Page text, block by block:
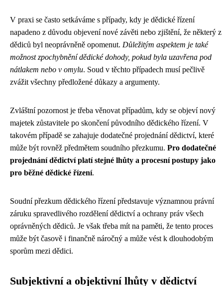
V praxi se často setkáváme s případy, kdy je dědické řízení
napadeno z důvodu objevení nové závěti nebo zjištění, že některý z
dědiců byl neoprávněně opomenut. Důležitým aspektem je také
možnost zpochybnění dědické dohody, pokud byla uzavřena pod
nátlakem nebo v omylu. Soud v těchto případech musí pečlivě
zvážit všechny předložené důkazy a argumenty.
Zvláštní pozornost je třeba věnovat případům, kdy se objeví nový
majetek zůstavitele po skončení původního dědického řízení. V
takovém případě se zahajuje dodatečné projednání dědictví, které
může být rovněž předmětem soudního přezkumu. Pro dodatečné
projednání dědictví platí stejné lhůty a procesní postupy jako
pro běžné dědické řízení.
Soudní přezkum dědického řízení představuje významnou právní
záruku spravedlivého rozdělení dědictví a ochrany práv všech
oprávněných dědiců. Je však třeba mít na paměti, že tento proces
může být časově i finančně náročný a může vést k dlouhodobým
sporům mezi dědici.
Subjektivní a objektivní lhůty v dědictví